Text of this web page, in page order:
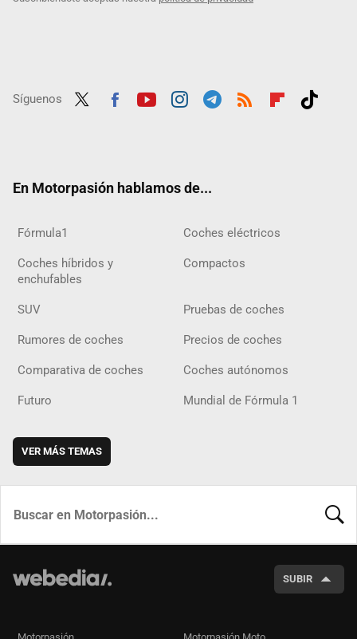
Síguenos
En Motorpasión hablamos de...
Fórmula1 Coches eléctricos
Coches híbridos y
enchufables
Compactos
SUV Pruebas de coches
Rumores de coches Precios de coches
Comparativa de coches Coches autónomos
Futuro Mundial de Fórmula 1
VER MÁS TEMAS
SUBIR